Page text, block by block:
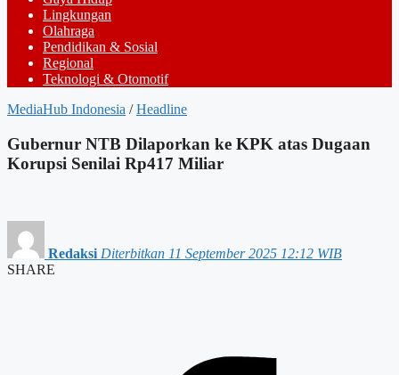
Lingkungan
Olahraga
Pendidikan & Sosial
Regional
Teknologi & Otomotif
MediaHub Indonesia / Headline
Gubernur NTB Dilaporkan ke KPK atas Dugaan
Korupsi Senilai Rp417 Miliar
Redaksi Diterbitkan 11 September 2025 12:12 WIB
SHARE